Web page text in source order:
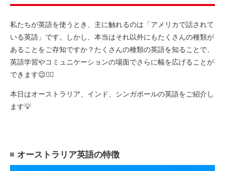
私たちが英語を使うとき、主に触れるのは「アメリカで話されて
いる英語」です。しかし、本当はそれ以外にもたくさんの種類が
あることをご存知ですか？たくさんの種類の英語を知ることで、
英語学習やコミュニケーションの場面でさらに幅を広げることが
できます😉👍🏻
本日はオーストラリア、インド、シンガポールの英語をご紹介し
ます💡
オーストラリア英語の特徴